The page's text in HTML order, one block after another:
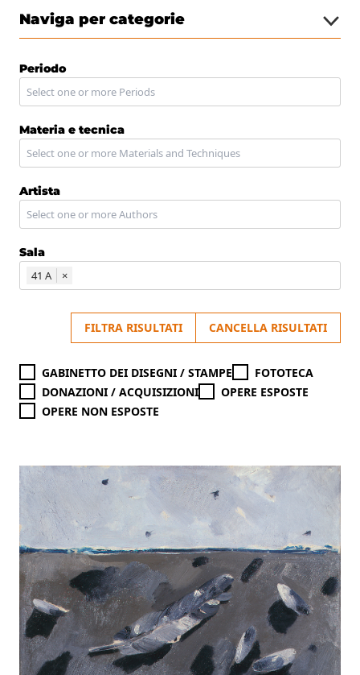
Naviga per categorie
Periodo
Materia e tecnica
Artista
Sala
41 A
×
FILTRA RISULTATI CANCELLA RISULTATI
GABINETTO DEI DISEGNI / STAMPE
FOTOTECA
DONAZIONI / ACQUISIZIONI
OPERE ESPOSTE
OPERE NON ESPOSTE